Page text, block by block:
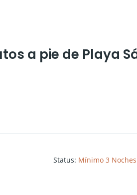
a pie de Playa
Status: Mínimo 3 Noches